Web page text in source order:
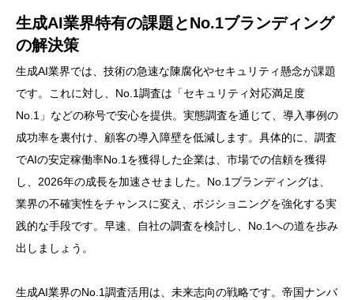
生成AI業界特有の課題とNo.1ブランディング
の解決策
生成AI業界では、技術の急速な陳腐化やセキュリティ懸念が課題
です。これに対し、No.1調査は「セキュリティ対応満足度
No.1」などの称号で安心を提供。実態調査を通じて、導入事例の
成功率を裏付け、顧客の導入障壁を低減します。具体的に、調査
でAIの安定稼働率No.1を獲得した企業は、市場での信頼を獲得
し、2026年の成長を加速させました。No.1ブランディングは、
業界の不確実性をチャンスに変え、ポジショニングを強化する実
践的な手段です。早速、自社の調査を検討し、No.1への道を歩み
出しましょう。
生成AI業界のNo.1調査活用は、未来志向の戦略です。帝国ナンバ